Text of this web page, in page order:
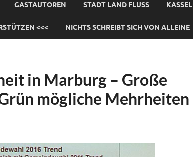
GASTAUTOREN STADT LAND FLUSS KASSEL
<<< NICHTS SCHREIBT SICH VON ALLEINE
in Marburg – Große
mögliche Mehrheiten